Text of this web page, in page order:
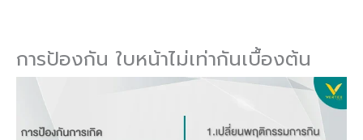
การป้องกัน ใบหน้าไม่เท่ากันเบื้องต้น